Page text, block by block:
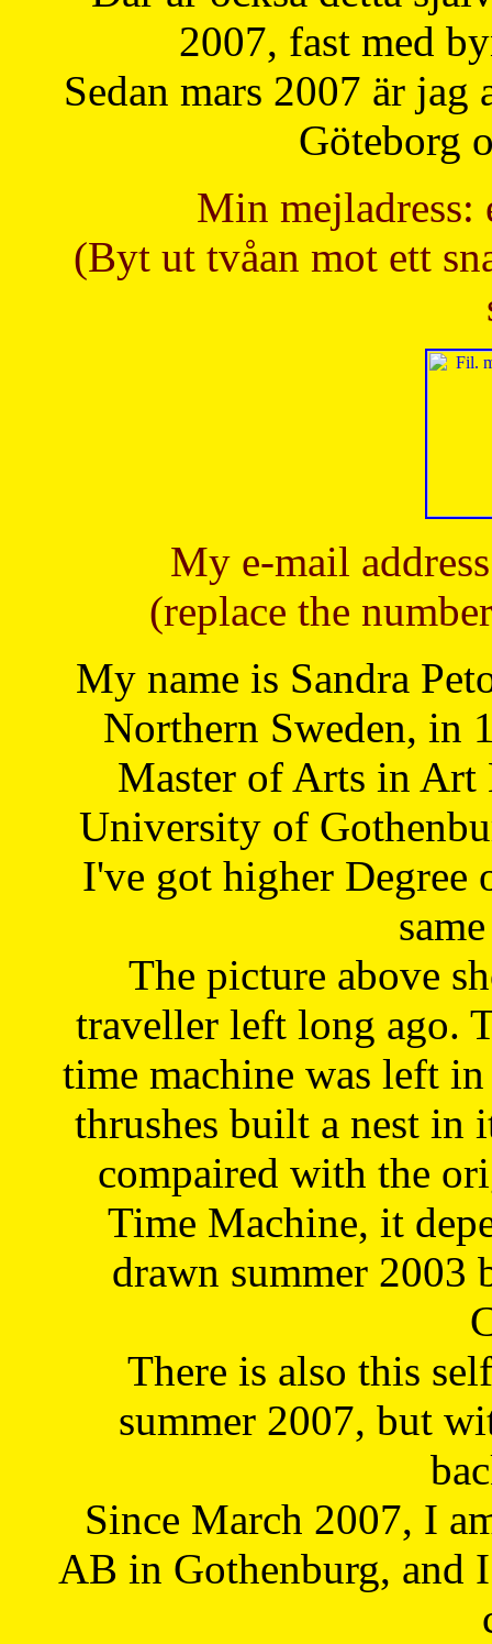
2007, fast med
Sedan mars 2007 är
Göteborg
Min mejladress:
(Byt ut tvåan mot ett
My e-mail
(replace the
My name is Sandra
Northern Sweden, in
Master of Arts in Art
University of
I've got higher Degree
The picture above
traveller left long ago.
time machine was left
thrushes built a nest in
compaired with the
Time Machine, it
drawn summer 2003
There is also this
summer 2007, but
Since March 2007, I
AB in Gothenburg, and